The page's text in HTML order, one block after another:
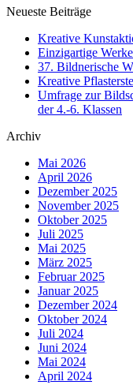
Neueste Beiträge
Kreative
Einzigartige
37. Bildnerische
Kreative
Umfrage zur
der 4.-6. Klassen
Archiv
Mai 2026
April 2026
Dezember 2025
November 2025
Oktober 2025
Juli 2025
Mai 2025
März 2025
Februar 2025
Januar 2025
Dezember 2024
Oktober 2024
Juli 2024
Juni 2024
Mai 2024
April 2024